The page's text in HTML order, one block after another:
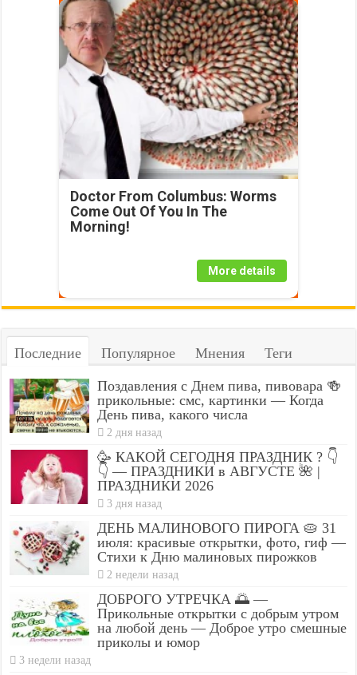
Doctor From Columbus: Worms
Come Out Of You In The
Morning!
More details
Последние Популярное Мнения Теги
Поздавления с Днем пива, пивовара 🍻
прикольные: смс, картинки — Когда
День пива, какого числа
2 дня назад
🥳 КАКОЙ СЕГОДНЯ ПРАЗДНИК ? 👇
👇 — ПРАЗДНИКИ в АВГУСТЕ 🌺 |
ПРАЗДНИКИ 2026
3 дня назад
ДЕНЬ МАЛИНОВОГО ПИРОГА 🥧 31
июля: красивые открытки, фото, гиф —
Стихи к Дню малиновых пирожков
2 недели назад
ДОБРОГО УТРЕЧКА 🌅 —
Прикольные открытки с добрым утром
на любой день — Доброе утро смешные
приколы и юмор
3 недели назад